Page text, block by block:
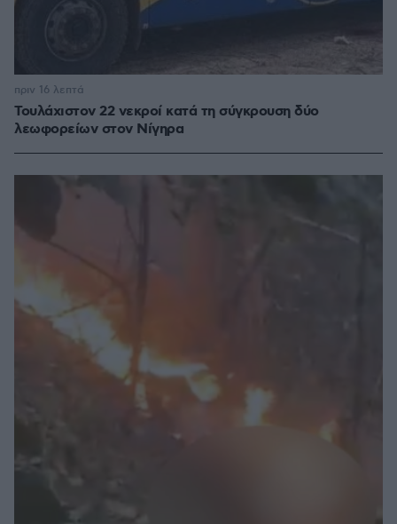
Τουλάχιστον 22 νεκροί κατά τη σύγκρουση δύο
λεωφορείων στον Νίγηρα
πριν 16 λεπτά